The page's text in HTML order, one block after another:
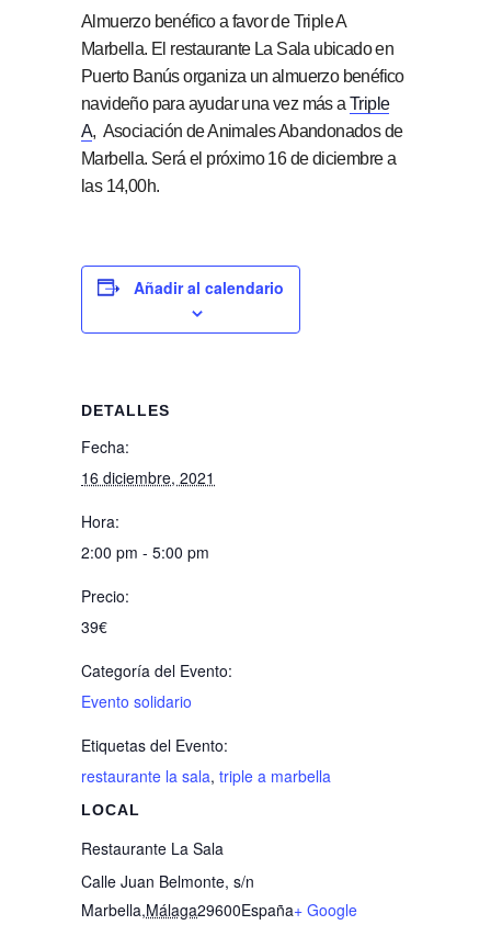
Almuerzo benéfico a favor de Triple A
Marbella. El restaurante La Sala ubicado en
Puerto Banús organiza un almuerzo benéfico
navideño para ayudar una vez más a Triple
A, Asociación de Animales Abandonados de
Marbella. Será el próximo 16 de diciembre a
las 14,00h.
Añadir al calendario
DETALLES
Fecha:
16 diciembre, 2021
Hora:
2:00 pm - 5:00 pm
Precio:
39€
Categoría del Evento:
Evento solidario
Etiquetas del Evento:
restaurante la sala, triple a marbella
LOCAL
Restaurante La Sala
Calle Juan Belmonte, s/n
Marbella,Málaga29600España+ Google